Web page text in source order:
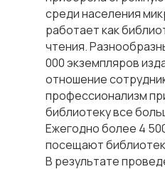
среди населения
работает как
чтения.
000 экземпляров
отношение
профессионализм
библиотеку все
Ежегодно более 4
посещают
В результате